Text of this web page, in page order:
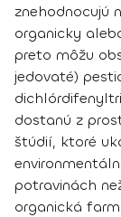
znehodnocujú
organicky
preto môžu
jedovaté)
dostanú z
štúdií, ktoré
potravinách
organická